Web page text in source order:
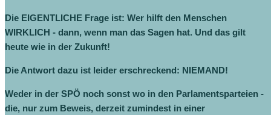
Die EIGENTLICHE Frage ist: Wer hilft den Menschen
WIRKLICH - dann, wenn man das Sagen hat. Und das gilt
heute wie in der Zukunft!
Die Antwort dazu ist leider erschreckend: NIEMAND!
Weder in der SPÖ noch sonst wo in den Parlamentsparteien -
die, nur zum Beweis, derzeit zumindest in einer